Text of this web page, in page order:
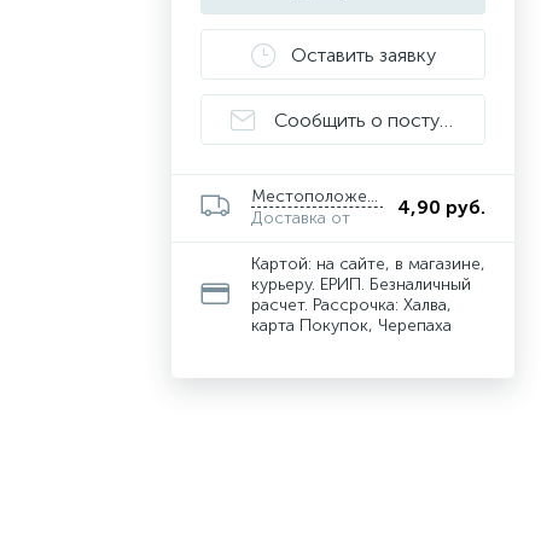
Оставить заявку
Сообщить о поступлении
Местоположение
Доставка от
4,90 руб.
Картой: на сайте, в магазине,
курьеру. ЕРИП. Безналичный
расчет. Рассрочка: Халва,
карта Покупок, Черепаха